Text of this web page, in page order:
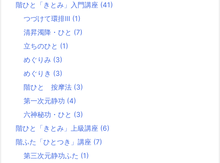
階ひと「きとみ」入門講座 (41)
つづけて環排Ⅲ (1)
清昇濁降・ひと (7)
立ちのひと (1)
めぐりみ (3)
めぐりき (3)
階ひと 按摩法 (3)
第一次元静功 (4)
六神秘功・ひと (3)
階ひと「きとみ」上級講座 (6)
階ふた「ひとつき」講座 (7)
第三次元静功ふた (1)